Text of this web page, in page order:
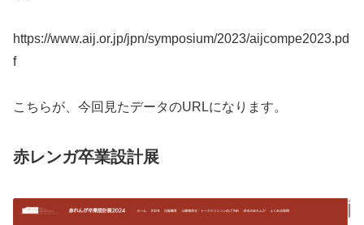
https://www.aij.or.jp/jpn/symposium/2023/aijcompe2023.pd
f
こちらが、今回見たデータのURLになります。
赤レンガ卒業設計展